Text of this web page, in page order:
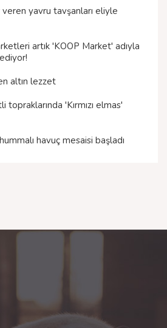
yavru tavşanları eliyle
artık 'KOOP Market' adıyla
altın lezzet
topraklarında 'Kırmızı elmas'
havuç mesaisi başladı